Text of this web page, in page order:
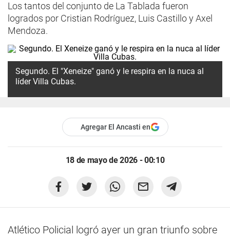
Los tantos del conjunto de La Tablada fueron
logrados por Cristian Rodríguez, Luis Castillo y Axel
Mendoza.
Segundo. El "Xeneize" ganó y le respira en la nuca al
líder Villa Cubas.
Agregar El Ancasti en
18 de mayo de 2026 - 00:10
Atlético Policial logró ayer un gran triunfo sobre